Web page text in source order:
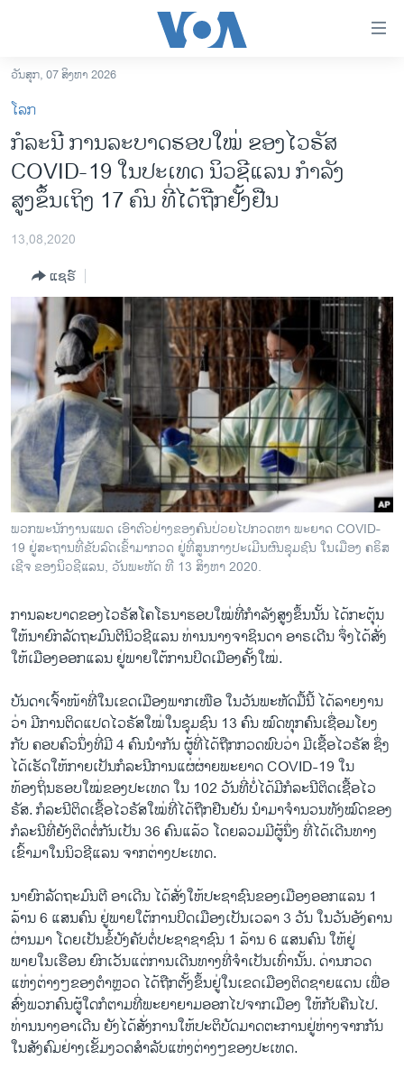
ເຂົ້າ
ຫາ
ຂ້າມ
ຂ້າມ
ໄປ
ຫາ
ຊອກ
ລາວ
ອາເມຣິກາ
ການເລືອກຕັ້ງ ປະທານາທີບໍດີ ສະຫະລັດ 2024
ອິດສະຫຼະພາບດ້ານການຂ່າວ
ຊີວິດຊາວລາວ
ຊຸມຊົນຊາວລາວ
ວິທະຍາສາດ-ເທັກໂນໂລຈີ
ທຸລະກິດ
ພາສາອັງກິດ
ວີດີໂອ
ສຽງ
ລາຍງານ
ວັນສຸກ, 07 ສິງຫາ 2026
ໂລກ
ກໍລະນີ ການລະບາດຮອບໃໝ່ ຂອງໄວຣັສ
COVID-19 ໃນປະເທດ ນິວຊີແລນ ກຳລັງ
ສູງຂຶ້ນເຖິງ 17 ຄົນ ທີ່ໄດ້ຖືກຢັ້ງຢືນ
13,08,2020
ແຊຣ໌
ພວກພະນັກງານແພດ ເອົາຕົວຢ່າງຂອງຄົນປ່ວຍໄປກວດຫາ ພະຍາດ COVID-
19 ຢູ່ສະຖານທີ່ຂັບລົດເຂົ້າມາກວດ ຢູ່ທີ່ສູນກາງປະເມີນຜົນຊຸມຊົນ ໃນເມືອງ ຄຣິສ
ເຊີຈ ຂອງນິວຊີແລນ, ວັນພະຫັດ ທີ 13 ສິງຫາ 2020.
ການລະບາດຂອງໄວຣັສໂຄໂຣນາຮອບໃໝ່ທີ່ກຳລັງສູງຂຶ້ນນັ້ນ ໄດ້ກະຕຸ້ນ
ໃຫ້ນາຍົກລັດຖະມົນຕີນິວຊີແລນ ທ່ານນາງຈາຊິນດາ ອາຣເດີນ ຈຶ່ງໄດ້ສັ່ງ
ໃຫ້ເມືອງອອກແລນ ຢູ່ພາຍໃຕ້ການປິດເມືອງຄັ້ງໃໝ່.
ບັນດາເຈົ້າໜ້າທີ່ໃນເຂດເມືອງພາກເໜືອ ໃນວັນພະຫັດມື້ນີ້ ໄດ້ລາຍງານ
ວ່າ ມີການຕິດແປດໄວຣັສໃໝ່ໃນຊຸມຊົນ 13 ຄົນ ໝົດທຸກຄົນເຊື່ອມໂຍງ
ກັບ ຄອບຄົວນຶ່ງທີ່ມີ 4 ຄົນນຳກັນ ຜູ້ທີ່ໄດ້ຖືກກວດພົບວ່າ ມີເຊື້ອໄວຣັສ ຊຶ່ງ
ໄດ້ເຮັດໃຫ້ກາຍເປັນກໍລະນີການແຜ່ຜ່າຍພະຍາດ COVID-19 ໃນ
ທ້ອງຖິ່ນຮອບໃໝ່ຂອງປະເທດ ໃນ 102 ວັນທີ່ບໍ່ໄດ້ມີກໍລະນີຕິດເຊື້ອໄວ
ຣັສ. ກໍລະນີຕິດເຊື້ອໄວຣັສໃໝ່ທີ່ໄດ້ຖືກຢືນຢັນ ນຳມາຈຳນວນທັງໝົດຂອງ
ກໍລະນີທີ່ຍັງຕິດຕໍ່ກັນເປັນ 36 ຄົນແລ້ວ ໂດຍລວມມີຜູ້ນຶ່ງ ທີ່ໄດ້ເດີນທາງ
ເຂົ້າມາໃນນິວຊີແລນ ຈາກຕ່າງປະເທດ.
ນາຍົກລັດຖະມົນຕີ ອາເດີນ ໄດ້ສັ່ງໃຫ້ປະຊາຊົນຂອງເມືອງອອກແລນ 1
ລ້ານ 6 ແສນຄົນ ຢູ່ພາຍໃຕ້ການປິດເມືອງເປັນເວລາ 3 ວັນ ໃນວັນອັງຄານ
ຜ່ານມາ ໂດຍເປັນຂໍ້ບັງຄັບຕໍ່ປະຊາຊາຊົນ 1 ລ້ານ 6 ແສນຄົນ ໃຫ້ຢູ່
ພາຍໃນເຮືອນ ຍົກເວັນແຕ່ການເດີນທາງທີ່ຈຳເປັນເທົ່ານັ້ນ. ດ່ານກວດ
ແຫ່ງຕ່າງໆຂອງຕຳຫຼວດ ໄດ້ຖືກຕັ້ງຂຶ້ນຢູ່ໃນເຂດເມືອງຕິດຊາຍແດນ ເພື່ອ
ສົ່ງພວກຄົນຜູ້ໃດກໍຕາມທີ່ພະຍາຍາມອອກໄປຈາກເມືອງ ໃຫ້ກັບຄືນໄປ.
ທ່ານນາງອາເດີນ ຍັງໄດ້ສັ່ງການໃຫ້ປະຕິບັດມາດຕະການຢູ່ຫ່າງຈາກກັນ
ໃນສັງຄົມຢ່າງເຂັ້ມງວດສຳລັບແຫ່ງຕ່າງໆຂອງປະເທດ.